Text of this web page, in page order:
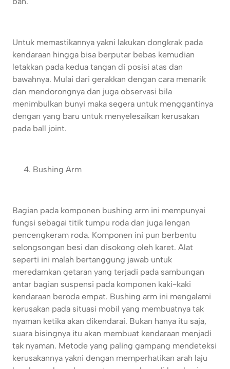
Untuk memastikannya yakni lakukan dongkrak pada
kendaraan hingga bisa berputar bebas kemudian
letakkan pada kedua tangan di posisi atas dan
bawahnya. Mulai dari gerakkan dengan cara menarik
dan mendorongnya dan juga observasi bila
menimbulkan bunyi maka segera untuk menggantinya
dengan yang baru untuk menyelesaikan kerusakan
pada ball joint.
Bushing Arm
Bagian pada komponen bushing arm ini mempunyai
fungsi sebagai titik tumpu roda dan juga lengan
pencengkeram roda. Komponen ini pun berbentu
selongsongan besi dan disokong oleh karet. Alat
seperti ini malah bertanggung jawab untuk
meredamkan getaran yang terjadi pada sambungan
antar bagian suspensi pada komponen kaki-kaki
kendaraan beroda empat. Bushing arm ini mengalami
kerusakan pada situasi mobil yang membuatnya tak
nyaman ketika akan dikendarai. Bukan hanya itu saja,
suara bisingnya itu akan membuat kendaraan menjadi
tak nyaman. Metode yang paling gampang mendeteksi
kerusakannya yakni dengan memperhatikan arah laju